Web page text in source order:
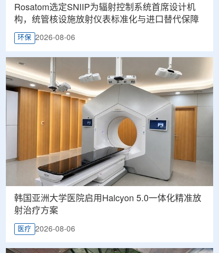
Rosatom选定SNIIP为辐射控制系统首席设计机
构，统管核设施放射仪表标准化与进口替代保障
环保 2026-08-06
韩国亚洲大学医院启用Halcyon 5.0一体化精准放
射治疗方案
医疗 2026-08-06